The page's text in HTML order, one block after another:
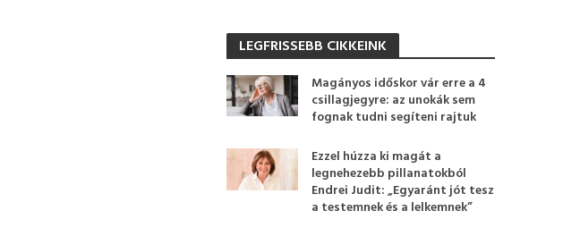
LEGFRISSEBB CIKKEINK
Magányos időskor vár erre a 4
csillagjegyre: az unokák sem
fognak tudni segíteni rajtuk
Ezzel húzza ki magát a
legnehezebb pillanatokból
Endrei Judit: „Egyaránt jót tesz
a testemnek és a lelkemnek”